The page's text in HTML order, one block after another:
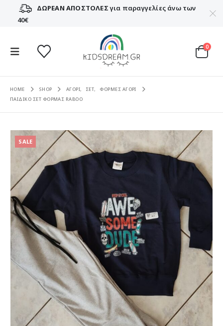
ΔΩΡΕΑΝ ΑΠΟΣΤΟΛΕΣγια παραγγελίες άνω των
40€
0
HOME SHOP ΑΓΟΡΙ, ΣΕΤ,
ΦΟΡΜΕΣ ΑΓΟΡΙ
ΠΑΙΔΙΚΟ ΣΕΤ ΦΟΡΜΑΣ RABOO
SALE